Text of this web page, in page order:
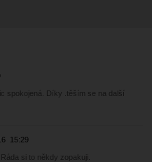
spokojená. Díky .těším se na další
15:29
si to někdy zopakuji.